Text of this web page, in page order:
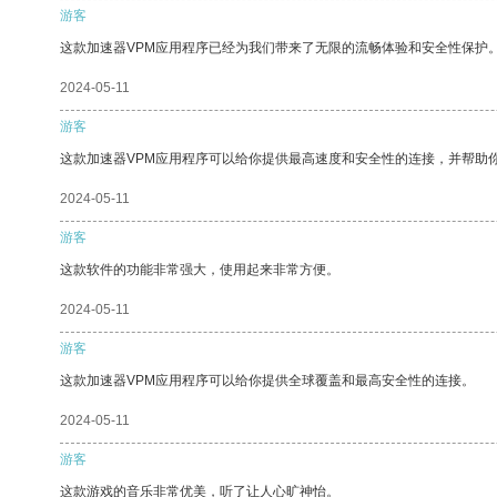
游客
这款加速器VPM应用程序已经为我们带来了无限的流畅体验和安全性保护。
2024-05-11
游客
这款加速器VPM应用程序可以给你提供最高速度和安全性的连接，并帮助
2024-05-11
游客
这款软件的功能非常强大，使用起来非常方便。
2024-05-11
游客
这款加速器VPM应用程序可以给你提供全球覆盖和最高安全性的连接。
2024-05-11
游客
这款游戏的音乐非常优美，听了让人心旷神怡。